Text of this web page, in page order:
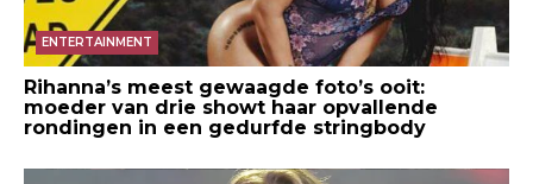
ENTERTAINMENT
Rihanna’s meest gewaagde foto’s ooit:
moeder van drie showt haar opvallende
rondingen in een gedurfde stringbody